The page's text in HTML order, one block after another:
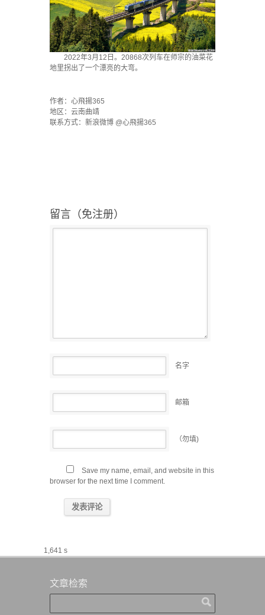
2022年3月12日。20868次列车在师宗的油菜花
地里拐出了一个漂亮的大弯。
作者：心飛揚365
地区：云南曲靖
联系方式：新浪微博 @心飛揚365
留言（免注册）
名字
邮箱
（勿填)
Save my name, email, and website in this
browser for the next time I comment.
1,641 s
文章检索